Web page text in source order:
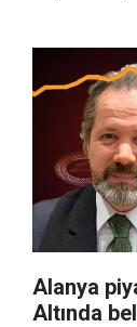
Alanya
Altında